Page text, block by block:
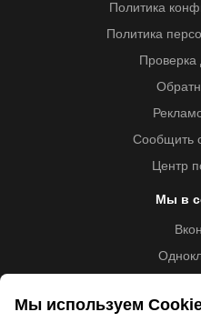
Политика
Политика
Проверка
Сообщить
Центр
Мы в
Мы используем